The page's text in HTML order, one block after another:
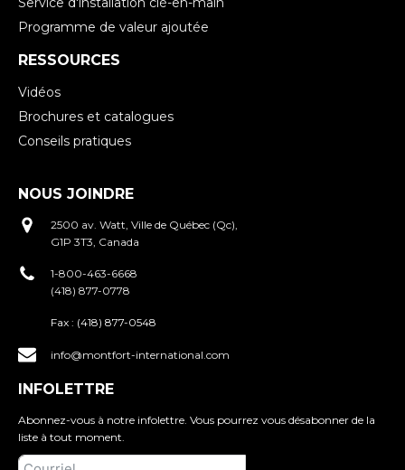
Programme de valeur ajoutée
RESSOURCES
Vidéos
Brochures et catalogues
Conseils pratiques
NOUS JOINDRE
2500 av. Watt, Ville de Québec (Qc),
G1P 3T3, Canada
1-800-463-6668
(418) 877-0778
Fax : (418) 877-0548
info@montfort-international.com
INFOLETTRE
Abonnez-vous à notre infolettre. Vous pourrez vous désabonner de la
liste à tout moment.